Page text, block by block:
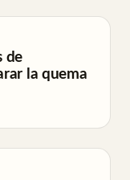
de
la quema